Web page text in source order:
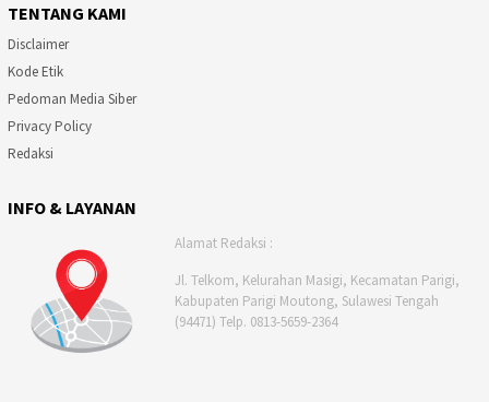
TENTANG KAMI
Disclaimer
Kode Etik
Pedoman Media Siber
Privacy Policy
Redaksi
INFO & LAYANAN
Alamat Redaksi :
Jl. Telkom, Kelurahan Masigi, Kecamatan Parigi,
Kabupaten Parigi Moutong, Sulawesi Tengah
(94471) Telp. 0813-5659-2364